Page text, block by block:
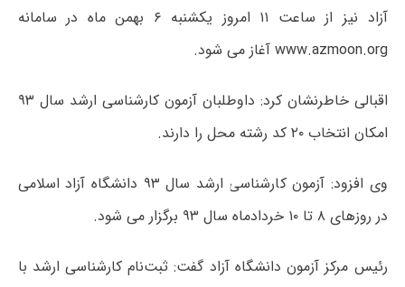
آزاد نیز از ساعت ۱۱ امروز یکشنبه ۶ بهمن ماه در سامانه
www.azmoon.org آغاز می شود.
اقبالی خاطرنشان کرد: داوطلبان آزمون کارشناسی ارشد سال ۹۳
امکان انتخاب ۲۰ کد رشته محل را دارند.
وی افزود: آزمون کارشناسی ارشد سال ۹۳ دانشگاه آزاد اسلامی
در روزهای ۸ تا ۱۰ خردادماه سال ۹۳ برگزار می شود.
رئیس مرکز آزمون دانشگاه آزاد گفت: ثبت‌نام کارشناسی ارشد با